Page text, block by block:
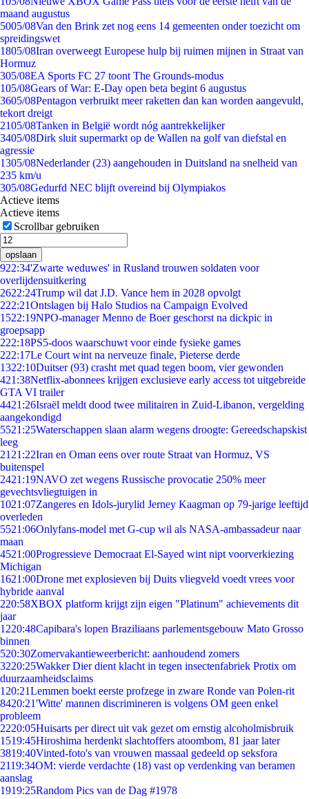
maand augustus
5005/08Van den Brink zet nog eens 14 gemeenten onder toezicht om
spreidingswet
1805/08Iran overweegt Europese hulp bij ruimen mijnen in Straat van
Hormuz
305/08EA Sports FC 27 toont The Grounds-modus
105/08Gears of War: E-Day open beta begint 6 augustus
3605/08Pentagon verbruikt meer raketten dan kan worden aangevuld,
tekort dreigt
2105/08Tanken in België wordt nóg aantrekkelijker
3405/08Dirk sluit supermarkt op de Wallen na golf van diefstal en
agressie
1305/08Nederlander (23) aangehouden in Duitsland na snelheid van
235 km/u
305/08Gedurfd NEC blijft overeind bij Olympiakos
Actieve items
Actieve items
Scrollbar gebruiken
opslaan
922:34'Zwarte weduwes' in Rusland trouwen soldaten voor
overlijdensuitkering
2622:24Trump wil dat J.D. Vance hem in 2028 opvolgt
222:21Ontslagen bij Halo Studios na Campaign Evolved
1522:19NPO-manager Menno de Boer geschorst na dickpic in
groepsapp
222:18PS5-doos waarschuwt voor einde fysieke games
222:17Le Court wint na nerveuze finale, Pieterse derde
1322:10Duitser (93) crasht met quad tegen boom, vier gewonden
421:38Netflix-abonnees krijgen exclusieve early access tot uitgebreide
GTA VI trailer
4421:26Israël meldt dood twee militairen in Zuid-Libanon, vergelding
aangekondigd
5521:25Waterschappen slaan alarm wegens droogte: Gereedschapskist
leeg
21 21:22Iran en Oman eens over route Straat van Hormuz, VS
buitenspel
2421:19NAVO zet wegens Russische provocatie 250% meer
gevechtsvliegtuigen in
1021:07Zangeres en Idols-jurylid Jerney Kaagman op 79-jarige leeftijd
overleden
5521:06Onlyfans-model met G-cup wil als NASA-ambassadeur naar
maan
4521:00Progressieve Democraat El-Sayed wint nipt voorverkiezing
Michigan
1621:00Drone met explosieven bij Duits vliegveld voedt vrees voor
hybride aanval
220:58XBOX platform krijgt zijn eigen "Platinum" achievements dit
jaar
1220:48Capibara's lopen Braziliaans parlementsgebouw Mato Grosso
binnen
520:30Zomervakantieweerbericht: aanhoudend zomers
3220:25Wakker Dier dient klacht in tegen insectenfabriek Protix om
duurzaamheidsclaims
1 20:21Lemmen boekt eerste profzege in zware Ronde van Polen-rit
8420:21'Witte' mannen discrimineren is volgens OM geen enkel
probleem
2220:05Huisarts per direct uit vak gezet om ernstig alcoholmisbruik
1519:45Hiroshima herdenkt slachtoffers atoombom, 81 jaar later
3819:40Vinted-foto's van vrouwen massaal gedeeld op seksfora
2119:34OM: vierde verdachte (18) vast op verdenking van beramen
aanslag
1919:25Random Pics van de Dag #1978